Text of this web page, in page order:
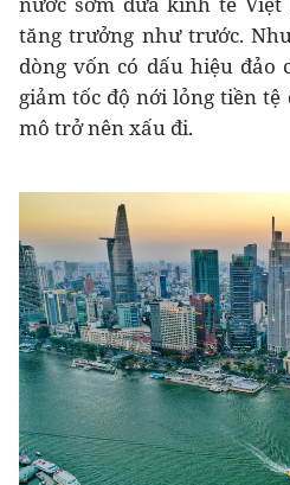
tăng trưởng như trước.
dòng vốn có dấu hiệu đảo
giảm tốc độ nới lỏng tiền
mô trở nên xấu đi.